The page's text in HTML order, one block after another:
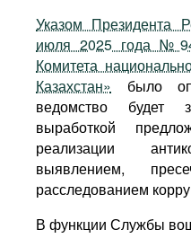
Указом Президента
июля 2025 года
Комитета
Казахстан» было
ведомство будет
выработкой
реализации
выявлением,
расследованием
В функции Службы